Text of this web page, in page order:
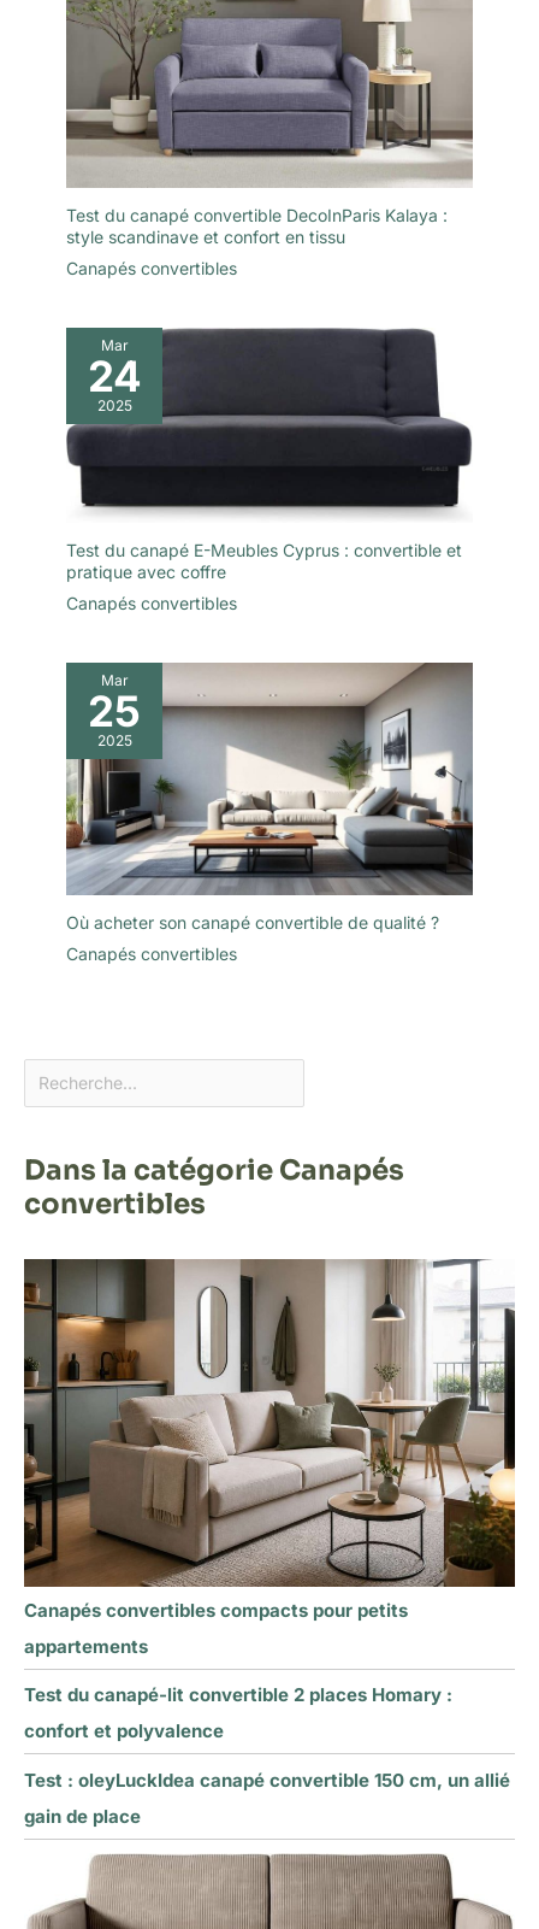
Test du canapé convertible DecoInParis Kalaya :
style scandinave et confort en tissu
Canapés convertibles
Mar
24
2025
Test du canapé E-Meubles Cyprus : convertible et
pratique avec coffre
Canapés convertibles
Mar
25
2025
Où acheter son canapé convertible de qualité ?
Canapés convertibles
Dans la catégorie Canapés
convertibles
Canapés convertibles compacts pour petits
appartements
Test du canapé-lit convertible 2 places Homary :
confort et polyvalence
Test : oleyLuckIdea canapé convertible 150 cm, un allié
gain de place